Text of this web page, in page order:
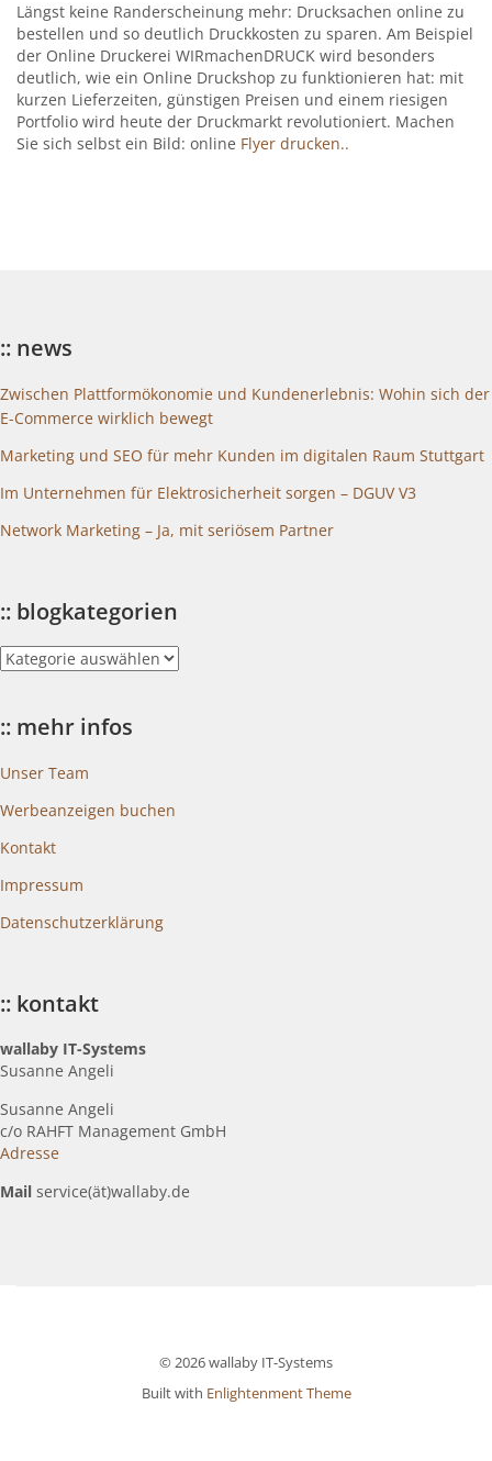
Längst keine Randerscheinung mehr: Drucksachen online zu
bestellen und so deutlich Druckkosten zu sparen. Am Beispiel
der Online Druckerei WIRmachenDRUCK wird besonders
deutlich, wie ein Online Druckshop zu funktionieren hat: mit
kurzen Lieferzeiten, günstigen Preisen und einem riesigen
Portfolio wird heute der Druckmarkt revolutioniert. Machen
Sie sich selbst ein Bild: online Flyer drucken..
:: news
Zwischen Plattformökonomie und Kundenerlebnis: Wohin sich der
E-Commerce wirklich bewegt
Marketing und SEO für mehr Kunden im digitalen Raum Stuttgart
Im Unternehmen für Elektrosicherheit sorgen – DGUV V3
Network Marketing – Ja, mit seriösem Partner
:: blogkategorien
::
blogkategorien
:: mehr infos
Unser Team
Werbeanzeigen buchen
Kontakt
Impressum
Datenschutzerklärung
:: kontakt
wallaby IT-Systems
Susanne Angeli
Susanne Angeli
c/o RAHFT Management GmbH
Adresse
Mail service(ät)wallaby.de
© 2026 wallaby IT-Systems
Built with Enlightenment Theme